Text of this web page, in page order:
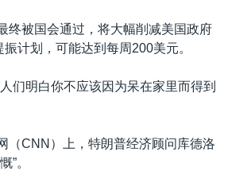
终被国会通过，将大幅削减美国政府
计划，可能达到每周200美元。
们明白你不应该因为呆在家里而得到
（CNN）上，特朗普经济顾问库德洛
”。